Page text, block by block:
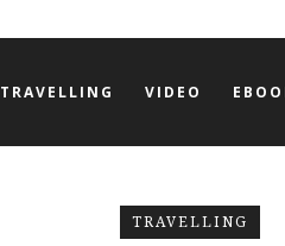
TRAVELLING VIDEO
TRAVELLING